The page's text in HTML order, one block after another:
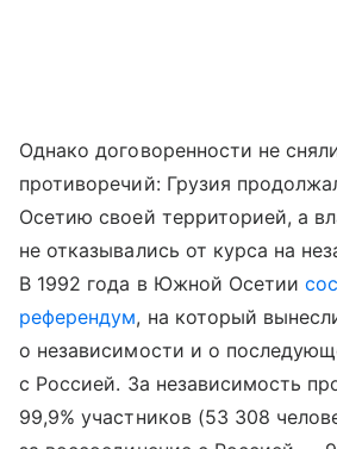
Однако договоренности не
противоречий: Грузия
Осетию своей территорией, а
не отказывались от курса на
В 1992 года в Южной Осетии
референдум, на который
о независимости и о
с Россией. За независимость
99,9% участников (53 308